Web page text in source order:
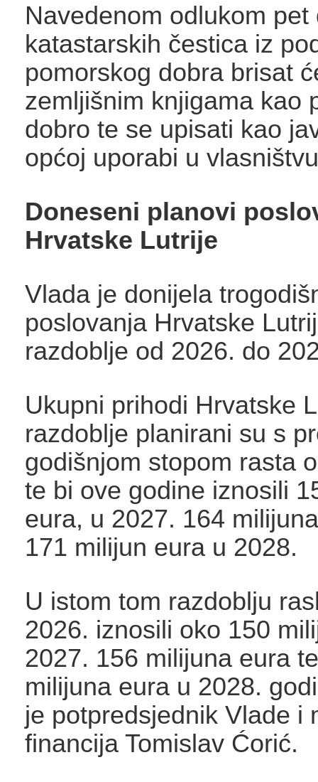
Navedenom odlukom pet
katastarskih čestica iz
pomorskog dobra brisat
zemljišnim knjigama kao
dobro te se upisati kao
općoj uporabi u
Doneseni planovi
Hrvatske Lutrije
Vlada je donijela
poslovanja Hrvatske
razdoblje od 2026. do
Ukupni prihodi Hrvatske
razdoblje planirani su s
godišnjom stopom rasta
te bi ove godine iznosili
eura, u 2027. 164
171 milijun eura u 2028.
U istom tom razdoblju
2026. iznosili oko 150
2027. 156 milijuna eura
milijuna eura u 2028.
je potpredsjednik Vlade i
financija Tomislav Ćorić.